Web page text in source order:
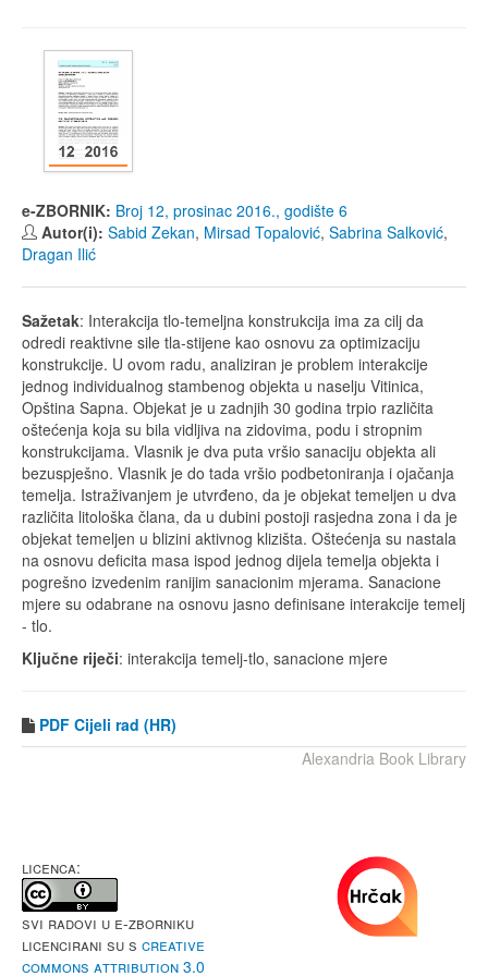
e-ZBORNIK: Broj 12, prosinac 2016., godište 6
Autor(i): Sabid Zekan, Mirsad Topalović, Sabrina Salković,
Dragan Ilić
Sažetak: Interakcija tlo-temeljna konstrukcija ima za cilj da
odredi reaktivne sile tla-stijene kao osnovu za optimizaciju
konstrukcije. U ovom radu, analiziran je problem interakcije
jednog individualnog stambenog objekta u naselju Vitinica,
Opština Sapna. Objekat je u zadnjih 30 godina trpio različita
oštećenja koja su bila vidljiva na zidovima, podu i stropnim
konstrukcijama. Vlasnik je dva puta vršio sanaciju objekta ali
bezuspješno. Vlasnik je do tada vršio podbetoniranja i ojačanja
temelja. Istraživanjem je utvrđeno, da je objekat temeljen u dva
različita litološka člana, da u dubini postoji rasjedna zona i da je
objekat temeljen u blizini aktivnog klizišta. Oštećenja su nastala
na osnovu deficita masa ispod jednog dijela temelja objekta i
pogrešno izvedenim ranijim sanacionim mjerama. Sanacione
mjere su odabrane na osnovu jasno definisane interakcije temelj
- tlo.
Ključne riječi: interakcija temelj-tlo, sanacione mjere
PDF Cijeli rad (HR)
Alexandria Book Library
LICENCA:
Svi radovi u e-Zborniku
licencirani su s Creative
Commons Attribution 3.0